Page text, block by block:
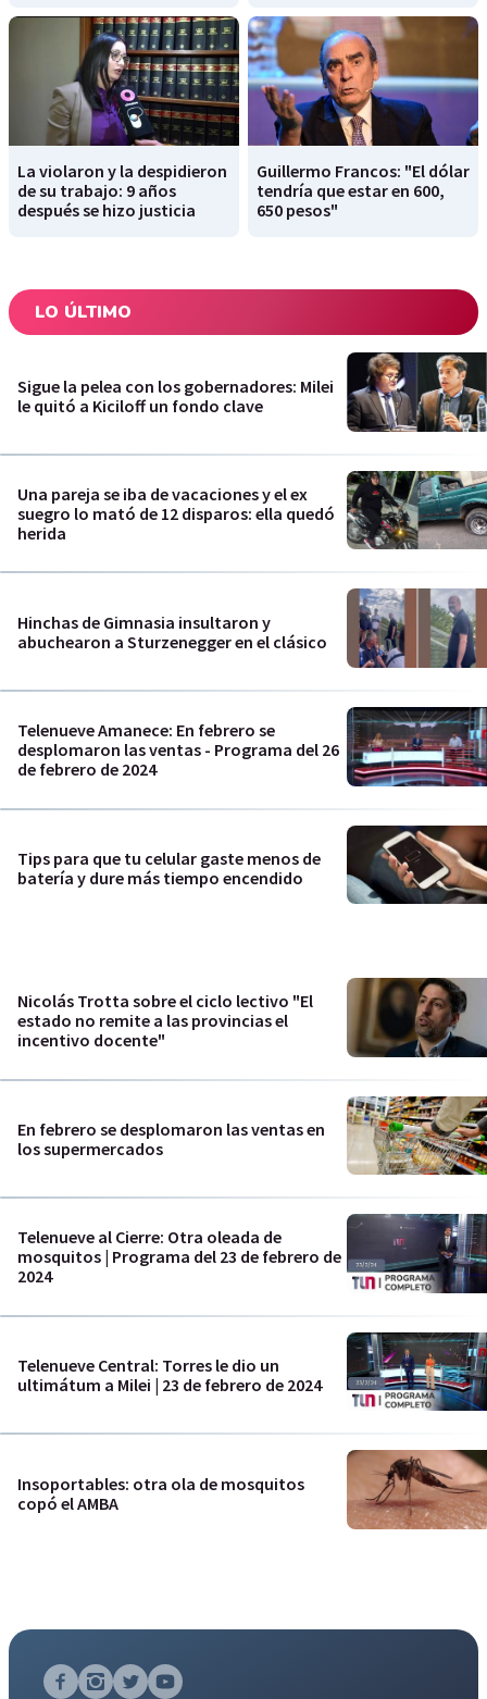
La violaron y la despidieron
de su trabajo: 9 años
después se hizo justicia
Guillermo Francos: "El dólar
tendría que estar en 600,
650 pesos"
LO ÚLTIMO
Sigue la pelea con los gobernadores: Milei
le quitó a Kiciloff un fondo clave
Una pareja se iba de vacaciones y el ex
suegro lo mató de 12 disparos: ella quedó
herida
Hinchas de Gimnasia insultaron y
abuchearon a Sturzenegger en el clásico
Telenueve Amanece: En febrero se
desplomaron las ventas - Programa del 26
de febrero de 2024
Tips para que tu celular gaste menos de
batería y dure más tiempo encendido
Nicolás Trotta sobre el ciclo lectivo "El
estado no remite a las provincias el
incentivo docente"
En febrero se desplomaron las ventas en
los supermercados
Telenueve al Cierre: Otra oleada de
mosquitos | Programa del 23 de febrero de
2024
Telenueve Central: Torres le dio un
ultimátum a Milei | 23 de febrero de 2024
Insoportables: otra ola de mosquitos
copó el AMBA